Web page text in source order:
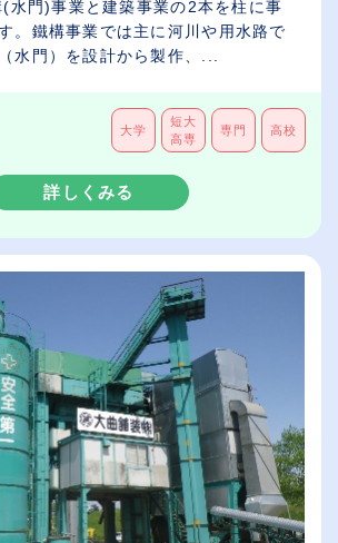
水門)事業と建築事業の2本を柱に事
。鐵構事業では主に河川や用水路で
水門）を設計から製作、...
大学
短大
高専
専門 高校
詳しくみる